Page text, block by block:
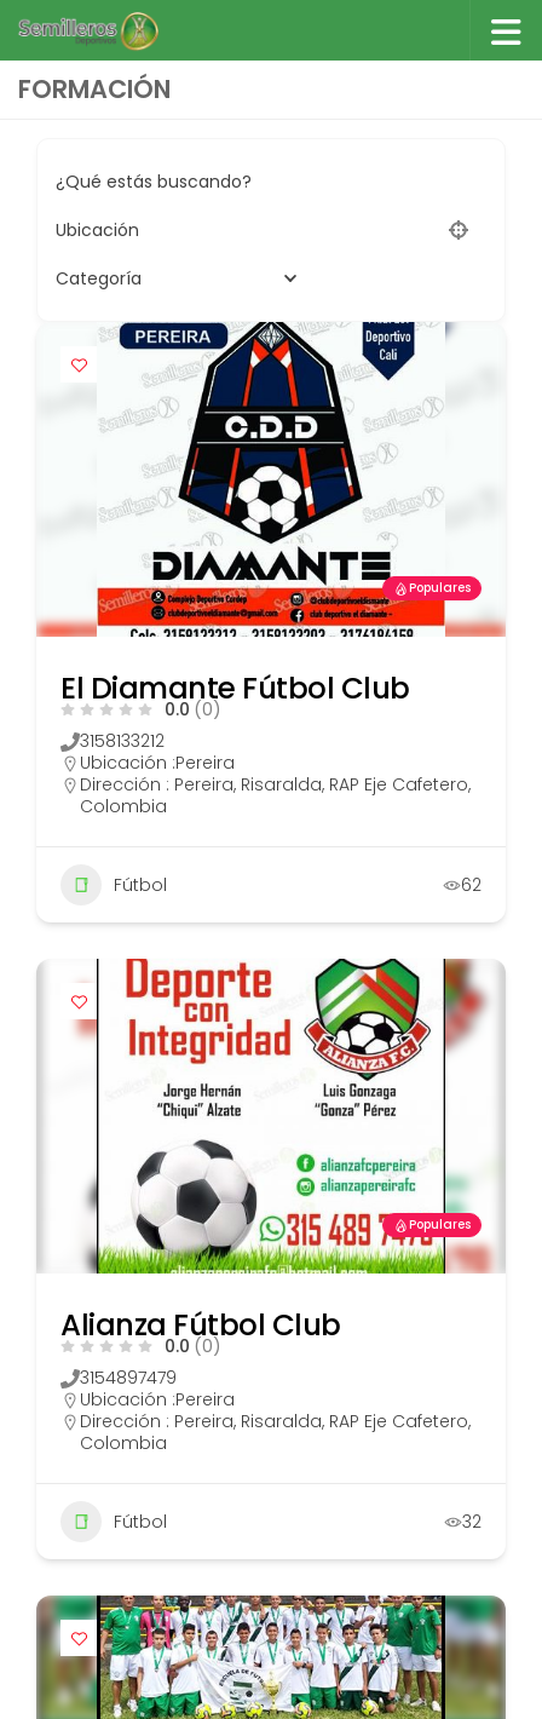
Saltar al contenido
FORMACIÓN
¿Qué estás buscando?
Ubicación
Categoría
Populares
El Diamante Fútbol Club
0.0 (0)
3158133212
Ubicación :Pereira
Dirección : Pereira, Risaralda, RAP Eje Cafetero,
Colombia
Fútbol 62
Populares
Alianza Fútbol Club
0.0 (0)
3154897479
Ubicación :Pereira
Dirección : Pereira, Risaralda, RAP Eje Cafetero,
Colombia
Fútbol 32